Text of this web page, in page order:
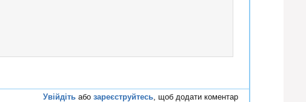
Увійдіть або зареєструйтесь , щоб додати коментар